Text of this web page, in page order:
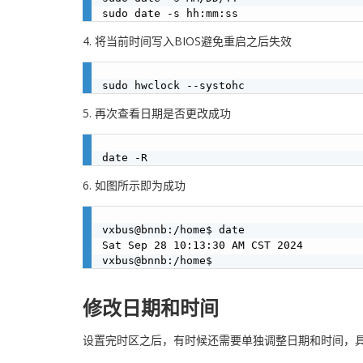
4. 将当前时间写入BIOS避免重启之后失效
5. 再次查看日期是否更改成功
6. 如图所示即为成功
vxbus@bnnb:/home$ date
Sat Sep 28 10:13:30 AM CST 2024
修改日期和时间
设置完时区之后，有时候还需要单独调整日期和时间，